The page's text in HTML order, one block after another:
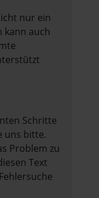
nur ein
kann auch
Schritte
uns bitte.
Problem zu
Text